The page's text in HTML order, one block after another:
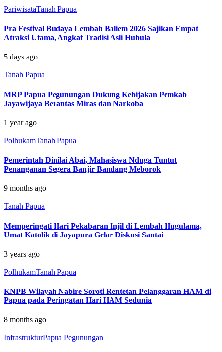
PariwisataTanah Papua
Pra Festival Budaya Lembah Baliem 2026 Sajikan Empat
Atraksi Utama, Angkat Tradisi Asli Hubula
5 days ago
Tanah Papua
MRP Papua Pegunungan Dukung Kebijakan Pemkab
Jayawijaya Berantas Miras dan Narkoba
1 year ago
PolhukamTanah Papua
Pemerintah Dinilai Abai, Mahasiswa Nduga Tuntut
Penanganan Segera Banjir Bandang Meborok
9 months ago
Tanah Papua
Memperingati Hari Pekabaran Injil di Lembah Hugulama,
Umat Katolik di Jayapura Gelar Diskusi Santai
3 years ago
PolhukamTanah Papua
KNPB Wilayah Nabire Soroti Rentetan Pelanggaran HAM di
Papua pada Peringatan Hari HAM Sedunia
8 months ago
InfrastrukturPapua Pegunungan